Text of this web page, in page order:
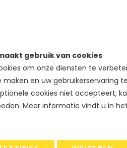
gebruik van cookies
om onze diensten te
en uw gebruikerservaring
cookies niet accepteert,
Meer informatie vindt u in het
Product
Formaat (b x d x h)
Vragen over dit